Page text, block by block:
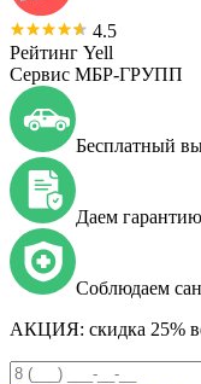
4.5
Рейтинг Yell
Сервис МБР-ГРУПП
Бесплатный
Даем
Соблюдаем
АКЦИЯ: скидка 25%